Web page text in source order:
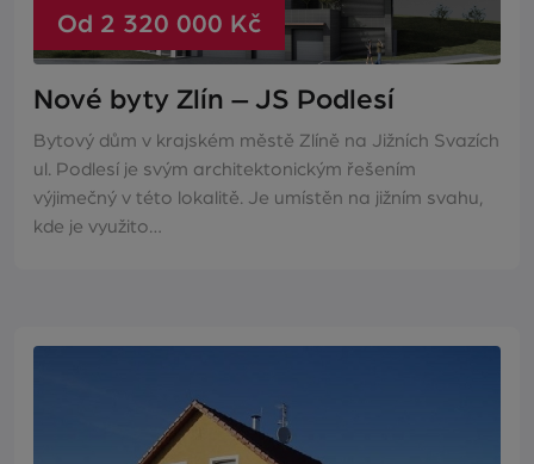
Od 2 320 000 Kč
Nové byty Zlín – JS Podlesí
Bytový dům v krajském městě Zlíně na Jižních Svazích
ul. Podlesí je svým architektonickým řešením
výjimečný v této lokalitě. Je umístěn na jižním svahu,
kde je využito…